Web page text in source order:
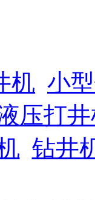
机 小
压打
钻井